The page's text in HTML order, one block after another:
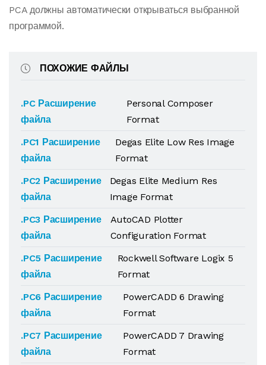
PCA должны автоматически открываться выбранной
программой.
ПОХОЖИЕ ФАЙЛЫ
.PC Расширение
файла
Personal Composer
Format
.PC1 Расширение
файла
Degas Elite Low Res Image
Format
.PC2 Расширение
файла
Degas Elite Medium Res
Image Format
.PC3 Расширение
файла
AutoCAD Plotter
Configuration Format
.PC5 Расширение
файла
Rockwell Software Logix 5
Format
.PC6 Расширение
файла
PowerCADD 6 Drawing
Format
.PC7 Расширение
файла
PowerCADD 7 Drawing
Format